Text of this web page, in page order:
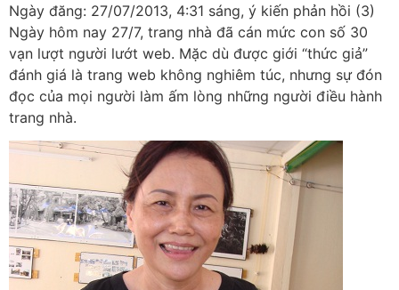
Ngày đăng: 27/07/2013, 4:31 sáng, ý kiến phản hồi (3)
Ngày hôm nay 27/7, trang nhà đã cán mức con số 30
vạn lượt người lướt web. Mặc dù được giới “thức giả”
đánh giá là trang web không nghiêm túc, nhưng sự đón
đọc của mọi người làm ấm lòng những người điều hành
trang nhà.